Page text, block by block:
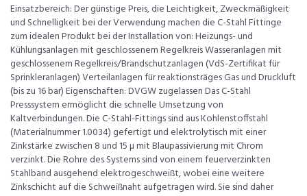
Einsatzbereich: Der günstige Preis, die Leichtigkeit, Zweckmäßigkeit
und Schnelligkeit bei der Verwendung machen die C-Stahl Fittinge
zum idealen Produkt bei der Installation von: Heizungs- und
Kühlungsanlagen mit geschlossenem Regelkreis Wasseranlagen mit
geschlossenem Regelkreis/Brandschutzanlagen (VdS-Zertifikat für
Sprinkleranlagen) Verteilanlagen für reaktionsträges Gas und Druckluft
(bis zu 16 bar) Eigenschaften: DVGW zugelassen Das C-Stahl
Presssystem ermöglicht die schnelle Umsetzung von
Kaltverbindungen. Die C-Stahl-Fittings sind aus Kohlenstoffstahl
(Materialnummer 1.0034) gefertigt und elektrolytisch mit einer
Zinkstärke zwischen 8 und 15 µ mit Blaupassivierung mit Chrom
verzinkt. Die Rohre des Systems sind von einem feuerverzinkten
Stahlband ausgehend elektrogeschweißt, wobei eine weitere
Zinkschicht auf die Schweißnaht aufgetragen wird. Sie sind daher